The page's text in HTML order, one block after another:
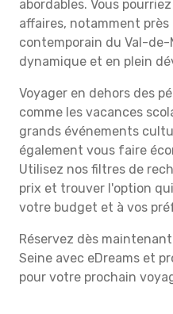
abordables. Vous
affaires, notamment près
contemporain du Val-
dynamique et en plein
Voyager en dehors des
comme les vacances
grands événements
également vous faire
Utilisez nos filtres de
prix et trouver l'option
votre budget et à vos
Réservez dès
Seine avec eDreams et
pour votre prochain